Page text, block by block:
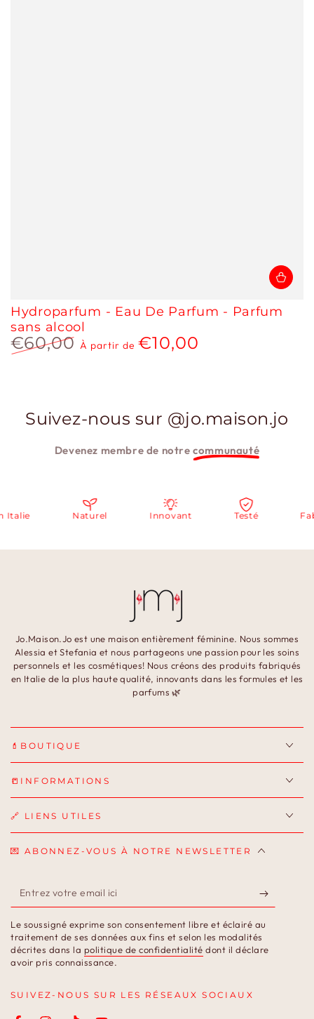
Hydroparfum - Eau De Parfum - Parfum
sans alcool
Prix
€60,00 À partir de €10,00
Suivez-nous sur @jo.maison.jo
Devenez membre de notrecommunauté
Naturel Innovant Testé
Jo.Maison.Jo est une maison entièrement féminine. Nous sommes
Alessia et Stefania et nous partageons une passion pour les soins
personnels et les cosmétiques! Nous créons des produits fabriqués
en Italie de la plus haute qualité, innovants dans les formules et les
parfums 🌿
💄BOUTIQUE
📒INFORMATIONS
🔗 LIENS UTILES
💌 ABONNEZ-VOUS À NOTRE NEWSLETTER
Entrez
votre
email
ici
Le soussigné exprime son consentement libre et éclairé au
traitement de ses données aux fins et selon les modalités
décrites dans la politique de confidentialité dont il déclare
avoir pris connaissance.
SUIVEZ-NOUS SUR LES RÉSEAUX SOCIAUX